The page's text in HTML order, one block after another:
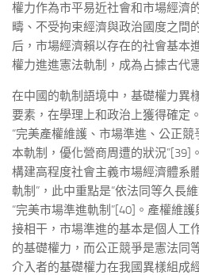
權力作為市平易近社會和市場經濟
疇、不受拘束經濟與政治國度之間
后，市場經濟賴以存在的社會基本
權力進進憲法軌制，成為占據古代
在中國的軌制語境中，基礎權力異
要素，在學理上和政治上獲得確定
“完美產權維護、市場準進、公正
本軌制，優化營商周遭的狀況”[39]
構建高程度社會主義市場經濟體系
軌制”，此中重點是“依法同等久長
“完美市場準進軌制”[40]。產權維
接相干，市場準進的基本是個人工
的基礎權力，而公正競爭是憲法同
介入者的基礎權力在我國異樣組成